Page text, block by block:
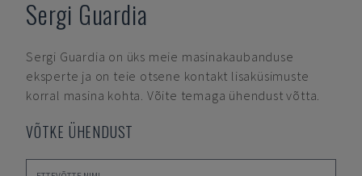
Sergi Guardia
Sergi Guardia on üks meie masinakaubanduse
eksperte ja on teie otsene kontakt lisaküsimuste
korral masina kohta. Võite temaga ühendust võtta.
VÕTKE ÜHENDUST